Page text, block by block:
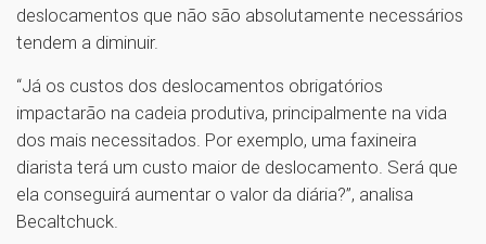
deslocamentos que não são absolutamente necessários
tendem a diminuir.
“Já os custos dos deslocamentos obrigatórios
impactarão na cadeia produtiva, principalmente na vida
dos mais necessitados. Por exemplo, uma faxineira
diarista terá um custo maior de deslocamento. Será que
ela conseguirá aumentar o valor da diária?”, analisa
Becaltchuck.